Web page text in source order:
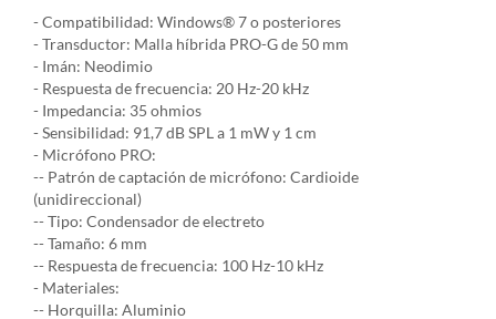
- Compatibilidad: Windows® 7 o posteriores
- Transductor: Malla híbrida PRO-G de 50 mm
- Imán: Neodimio
- Respuesta de frecuencia: 20 Hz-20 kHz
- Impedancia: 35 ohmios
- Sensibilidad: 91,7 dB SPL a 1 mW y 1 cm
- Micrófono PRO:
-- Patrón de captación de micrófono: Cardioide
(unidireccional)
-- Tipo: Condensador de electreto
-- Tamaño: 6 mm
-- Respuesta de frecuencia: 100 Hz-10 kHz
- Materiales:
-- Horquilla: Aluminio